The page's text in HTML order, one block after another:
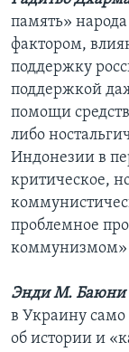
память»
фактором,
поддержку
поддержкой
помощи
либо
Индонезии в
критическое,
проблемное
коммунизмом»
Энди М. Баюни
в Украину
об истории и